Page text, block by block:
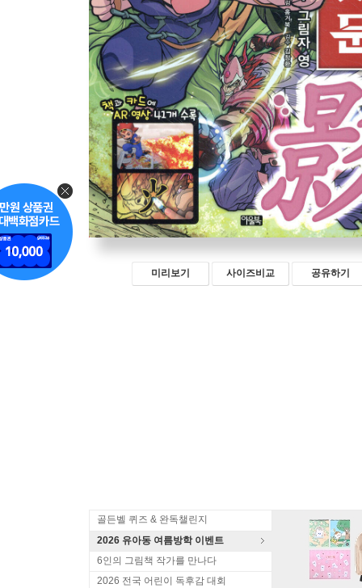
미리보기 사이즈비교 공유하기
골든벨 퀴즈 & 완독챌린지
2026 유아동 여름방학 이벤트
6인의 그림책 작가를 만나다
2026 전국 어린이 독후감 대회